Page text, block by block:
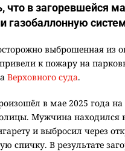
что в загоревшейся
газобаллонную
выброшенная из
к пожару на
Верховного суда.
в мае 2025 года на
Мужчина находился
и выбросил через
спичку. В результате